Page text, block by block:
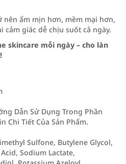
ẩm mịn hơn, mềm mại hơn,
giác dễ chịu suốt cả ngày.
skincare mỗi ngày – cho làn
Dẫn Sử Dụng Trong Phần
Chi Tiết Của Sản Phẩm.
Sulfone, Butylene Glycol,
Sodium Lactate,